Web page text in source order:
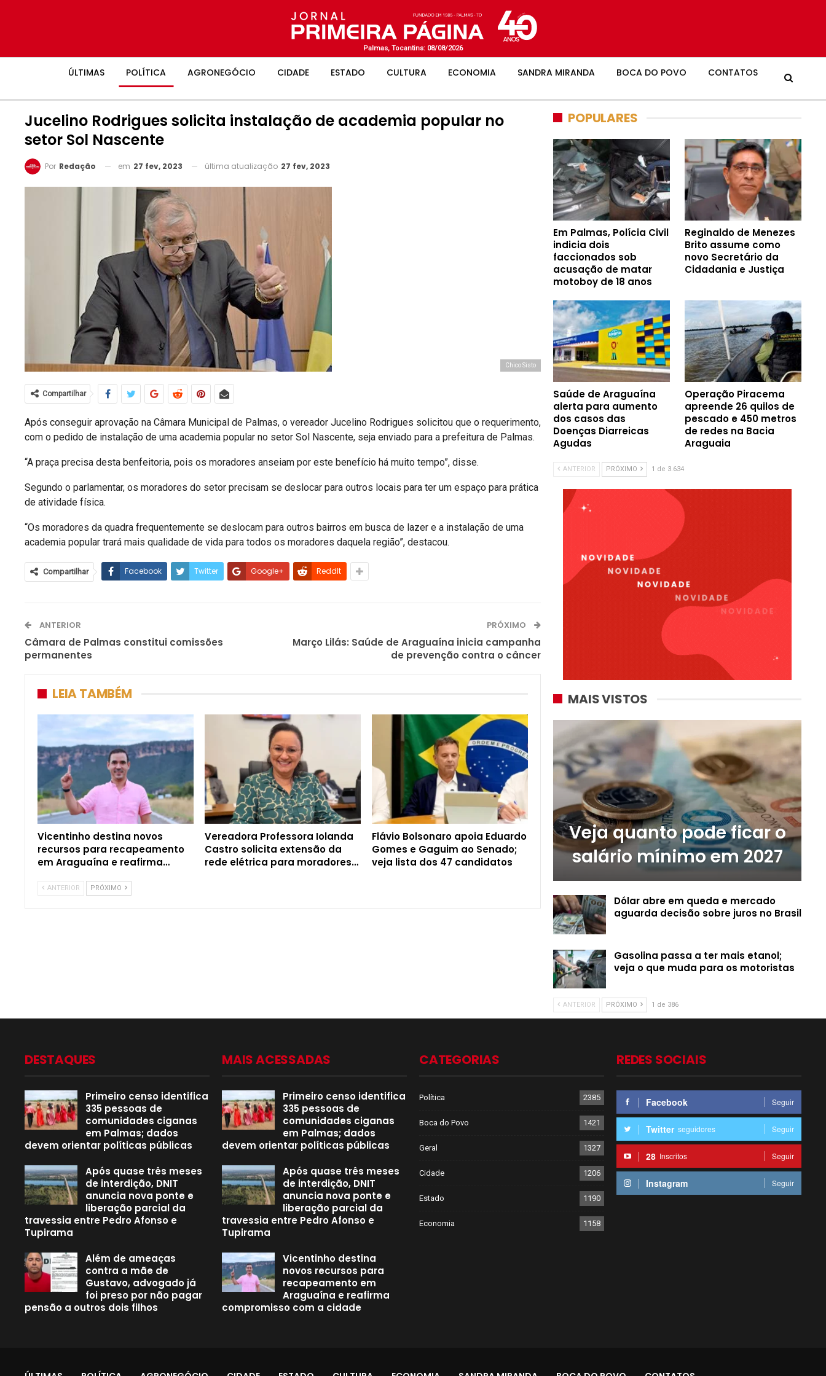
Palmas, Tocantins: 08/08/2026
ÚLTIMAS POLÍTICA AGRONEGÓCIO CIDADE ESTADO CULTURA ECONOMIA SANDRA MIRANDA BOCA DO POVO CONTATOS
Jucelino Rodrigues solicita instalação de academia popular no
setor Sol Nascente
Por Redação em 27 fev, 2023 última atualização 27 fev, 2023
Chico Sisto
Compartilhar
Após conseguir aprovação na Câmara Municipal de Palmas, o vereador Jucelino Rodrigues solicitou que o requerimento,
com o pedido de instalação de uma academia popular no setor Sol Nascente, seja enviado para a prefeitura de Palmas.
“A praça precisa desta benfeitoria, pois os moradores anseiam por este benefício há muito tempo”, disse.
Segundo o parlamentar, os moradores do setor precisam se deslocar para outros locais para ter um espaço para prática
de atividade física.
“Os moradores da quadra frequentemente se deslocam para outros bairros em busca de lazer e a instalação de uma
academia popular trará mais qualidade de vida para todos os moradores daquela região”, destacou.
Compartilhar Facebook Twitter Google+ ReddIt
ANTERIOR
Câmara de Palmas constitui comissões
permanentes
PRÓXIMO
Março Lilás: Saúde de Araguaína inicia campanha
de prevenção contra o câncer
LEIA TAMBÉM
Vicentinho destina novos
recursos para recapeamento
em Araguaína e reafirma…
Vereadora Professora Iolanda
Castro solicita extensão da
rede elétrica para moradores…
Flávio Bolsonaro apoia Eduardo
Gomes e Gaguim ao Senado;
veja lista dos 47 candidatos
ANTERIOR PRÓXIMO
POPULARES
Em Palmas, Polícia Civil
indicia dois
faccionados sob
acusação de matar
motoboy de 18 anos
Reginaldo de Menezes
Brito assume como
novo Secretário da
Cidadania e Justiça
Saúde de Araguaína
alerta para aumento
dos casos das
Doenças Diarreicas
Agudas
Operação Piracema
apreende 26 quilos de
pescado e 450 metros
de redes na Bacia
Araguaia
ANTERIOR PRÓXIMO 1 de 3.634
MAIS VISTOS
Veja quanto pode ficar o
salário mínimo em 2027
Dólar abre em queda e mercado
aguarda decisão sobre juros no Brasil
Gasolina passa a ter mais etanol;
veja o que muda para os motoristas
ANTERIOR PRÓXIMO 1 de 386
DESTAQUES
Primeiro censo identifica
335 pessoas de
comunidades ciganas
em Palmas; dados
devem orientar políticas públicas
Após quase três meses
de interdição, DNIT
anuncia nova ponte e
liberação parcial da
travessia entre Pedro Afonso e
Tupirama
Além de ameaças
contra a mãe de
Gustavo, advogado já
foi preso por não pagar
pensão a outros dois filhos
MAIS ACESSADAS
Primeiro censo identifica
335 pessoas de
comunidades ciganas
em Palmas; dados
devem orientar políticas públicas
Após quase três meses
de interdição, DNIT
anuncia nova ponte e
liberação parcial da
travessia entre Pedro Afonso e
Tupirama
Vicentinho destina
novos recursos para
recapeamento em
Araguaína e reafirma
compromisso com a cidade
CATEGORIAS
Política 2385
Boca do Povo 1421
Geral 1327
Cidade 1206
Estado 1190
Economia 1158
REDES SOCIAIS
Facebook Seguir
Twitter seguidores Seguir
28 Inscritos Seguir
Instagram Seguir